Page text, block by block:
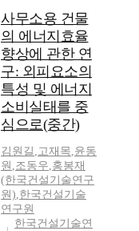
사무소용 건물
의 에너지효율
향상에 관한 연
구: 외피요소의
특성 및 에너지
소비실태를 중
심으로(중간)
김원길 ,고재목,윤동
원 ,조동우,홍봉재
(한국건설기술연구
원),한국건설기술
연구원
한국건설기술연